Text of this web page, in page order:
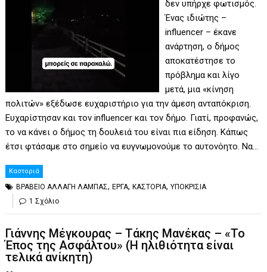
δεν υπήρχε φωτισμός.
Ένας ιδιώτης –
influencer – έκανε
ανάρτηση, ο δήμος
αποκατέστησε το
πρόβλημα και λίγο
μετά, μια «κίνηση
πολιτών» εξέδωσε ευχαριστήριο για την άμεση ανταπόκριση.
Ευχαρίστησαν και τον influencer και τον δήμο. Γιατί, προφανώς,
το να κάνει ο δήμος τη δουλειά του είναι πια είδηση. Κάπως
έτσι φτάσαμε στο σημείο να ευγνωμονούμε το αυτονόητο. Να…
Καστοριά
ΒΡΑΒΕΙΟ ΑΛΛΑΓΗ ΛΑΜΠΑΣ,ΕΡΓΑ,ΚΑΣΤΟΡΙΑ,ΥΠΟΚΡΙΣΙΑ
1 Σχόλιο
Γιάννης Μέγκουρας – Τάκης Μανέκας – «Το
Έπος της Ασφάλτου» (Η ηλιθιότητα είναι
τελικά ανίκητη)